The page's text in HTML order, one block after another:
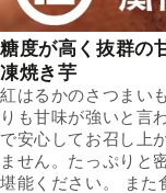
糖度が高く抜群の
凍焼き芋
紅はるかのさつまい
りも甘味が強いと言
で安心してお召し上
ません。たっぷりと
堪能ください。 また